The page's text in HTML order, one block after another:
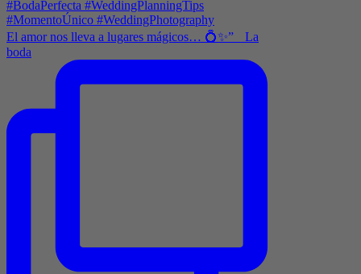
El amor nos lleva a lugares mágicos… 💍✨” La
boda